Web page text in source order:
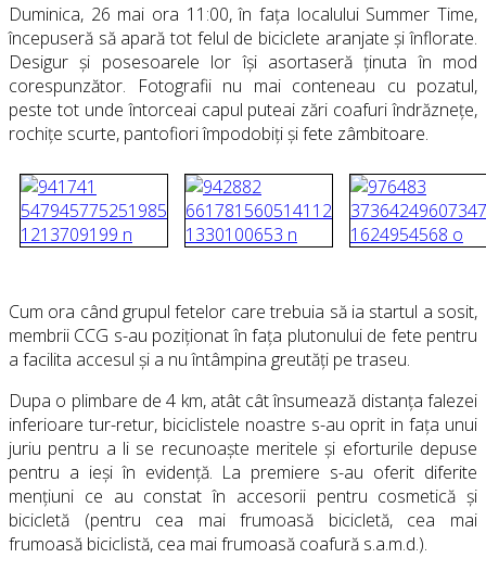
Duminica, 26 mai ora 11:00, în fața localului Summer Time,
începuseră să apară tot felul de biciclete aranjate și înflorate.
Desigur și posesoarele lor își asortaseră ținuta în mod
corespunzător. Fotografii nu mai conteneau cu pozatul,
peste tot unde întorceai capul puteai zări coafuri îndrăznețe,
rochițe scurte, pantofiori împodobiți și fete zâmbitoare.
Cum ora când grupul fetelor care trebuia să ia startul a sosit,
membrii CCG s-au poziționat în fața plutonului de fete pentru
a facilita accesul și a nu întâmpina greutăți pe traseu.
Dupa o plimbare de 4 km, atât cât însumează distanța falezei
inferioare tur-retur, biciclistele noastre s-au oprit in fața unui
juriu pentru a li se recunoaște meritele și eforturile depuse
pentru a ieși în evidență. La premiere s-au oferit diferite
mențiuni ce au constat în accesorii pentru cosmetică și
bicicletă (pentru cea mai frumoasă bicicletă, cea mai
frumoasă biciclistă, cea mai frumoasă coafură s.a.m.d.).